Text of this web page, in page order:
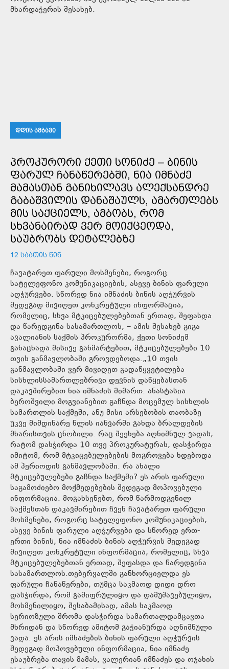
მხარდაჭერის შესახებ.
ᲓᲦᲘᲡ ᲐᲛᲑᲐᲕᲘ
ᲞᲠᲝᲙᲣᲠᲝᲠᲘ ᲥᲔᲗᲘ ᲡᲝᲜᲘᲫᲔ – ᲑᲘᲜᲘᲡ
ᲤᲐᲠᲣᲚ ᲩᲐᲜᲐᲬᲔᲠᲔᲑᲨᲘ, ᲜᲘᲐ ᲘᲛᲜᲐᲫᲔ
ᲛᲐᲛᲐᲡᲗᲐᲜ ᲒᲐᲜᲘᲮᲘᲚᲐᲕᲡ ᲐᲚᲔᲥᲡᲐᲜᲓᲠᲔ
ᲒᲐᲑᲐᲨᲕᲘᲚᲘᲡ ᲓᲐᲜᲐᲨᲐᲣᲚᲡ, ᲐᲛᲐᲠᲗᲚᲔᲑᲡ
ᲛᲘᲡ ᲡᲐᲥᲪᲘᲔᲚᲡ, ᲐᲛᲑᲝᲑᲡ, ᲠᲝᲛ
ᲡᲮᲕᲐᲜᲐᲘᲠᲐᲓ ᲕᲔᲠ ᲛᲝᲘᲥᲪᲔᲝᲓᲐ,
ᲡᲐᲣᲑᲠᲝᲑᲡ ᲓᲔᲢᲐᲚᲔᲑᲖᲔ
12 ᲡᲐᲐᲗᲘᲡ ᲬᲘᲜ
ჩავატარეთ ფარული მოსმენები, როგორც
სატელეფონო კომუნიკაციების, ასევე ბინის ფარული
აღჭურვები. სწორედ ნია იმნაძის ბინის აღჭურვის
შედეგად მივიღეთ კონკრეტული ინფორმაცია,
რომელიც, სხვა მტკიცებულებებთან ერთად, შეფასდა
და წარედგინა სასამართლოს, – ამის შესახებ გიგა
ავალიანის საქმის პროკურორმა, ქეთი სონიძემ
განაცხადა.მისივე განმარტებით, მტკიცებულებები 10
თვის განმავლობაში გროვდებოდა.„10 თვის
განმავლობაში ვერ მივიღეთ გადაწყვეტილება
სისხლისსამართლებრივი დევნის დაწყებასთან
დაკავშირებით ნია იმნაძის მიმართ. ანასტასია
ბეროშვილი მოგვიანებით გაჩნდა მოცემულ სისხლის
სამართლის საქმეში, ანუ მისი არსებობის თაობაზე
უკვე მიმდინარე წლის იანვარში გახდა ბრალდების
მხარისთვის ცნობილი. რაც შეეხება აღნიშნულ ვადას,
რატომ დასჭირდა 10 თვე პროკურატურას, დასჭირდა
იმიტომ, რომ მტკიცებულებების მოგროვება ხდებოდა
ამ პერიოდის განმავლობაში. რა ახალი
მტკიცებულებები გაჩნდა საქმეში? ეს არის ფარული
საგამოძიებო მოქმედებების შედეგად მოპოვებული
ინფორმაცია. მოგახსენებთ, რომ წარმოდგენილ
საქმესთან დაკავშირებით ჩვენ ჩავატარეთ ფარული
მოსმენები, როგორც სატელეფონო კომუნიკაციების,
ასევე ბინის ფარული აღჭურვები და სწორედ ერთ-
ერთი ბინის, ნია იმნაძის ბინის აღჭურვის შედეგად
მივიღეთ კონკრეტული ინფორმაცია, რომელიც, სხვა
მტკიცებულებებთან ერთად, შეფასდა და წარედგინა
სასამართლოს.თებერვალში განხორციელდა ეს
ფარული ჩანაწერები, თუმცა საკმაოდ დიდი დრო
დასჭირდა, რომ გაშიფრულიყო და დამუშავებულიყო,
მოსმენილიყო, შესაბამისად, ამას საკმაოდ
სერიოზული შრომა დასჭირდა სამართალდამცავთა
მხრიდან და სწორედ ამიტომ გაჭიანურდა აღნიშნული
ვადა. ეს არის იმნაძების ბინის ფარული აღჭურვის
შედეგად მოპოვებული ინფორმაცია, ნია იმნაძე
ესაუბრება თავის მამას, ვალერიან იმნაძეს და ოჯახის